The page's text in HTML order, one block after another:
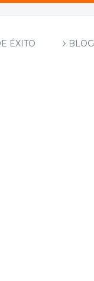
ÉXITO BLOG